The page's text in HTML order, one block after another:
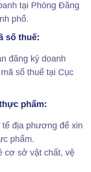
tại Phòng Đăng
phố.
số thuế:
đăng ký doanh
số thuế tại Cục
phẩm:
địa phương để xin
phẩm.
cơ sở vật chất, vệ